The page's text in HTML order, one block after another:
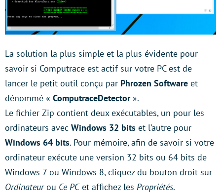
La solution la plus simple et la plus évidente pour
savoir si Computrace est actif sur votre PC est de
lancer le petit outil conçu par Phrozen Software et
dénommé « ComputraceDetector».
Le fichier Zip contient deux exécutables, un pour les
ordinateurs avec Windows 32 bits et l’autre pour
Windows 64 bits. Pour mémoire, afin de savoir si votre
ordinateur exécute une version 32 bits ou 64 bits de
Windows 7 ou Windows 8, cliquez du bouton droit sur
Ordinateurou Ce PCet affichez les Propriétés.